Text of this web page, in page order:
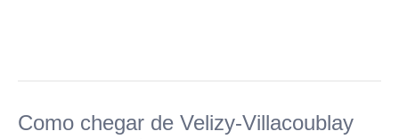
Como chegar de Velizy-Villacoublay